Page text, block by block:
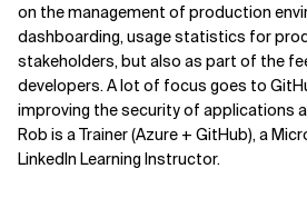
on the management of production
dashboarding, usage statistics for
stakeholders, but also as part of the
developers. A lot of focus goes to
improving the security of applications
Rob is a Trainer (Azure + GitHub), a
LinkedIn Learning Instructor.